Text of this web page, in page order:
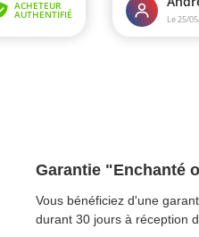
Garantie "Enchanté
Vous bénéficiez d'une
durant 30 jours à réception